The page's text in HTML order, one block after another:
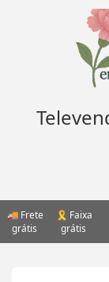
Frete
grátis
Faixa
grátis